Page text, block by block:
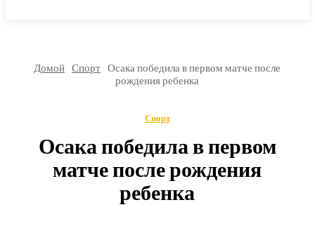
Домой Спорт Осака победила в первом матче после
рождения ребенка
Спорт
Осака победила в первом
матче после рождения
ребенка